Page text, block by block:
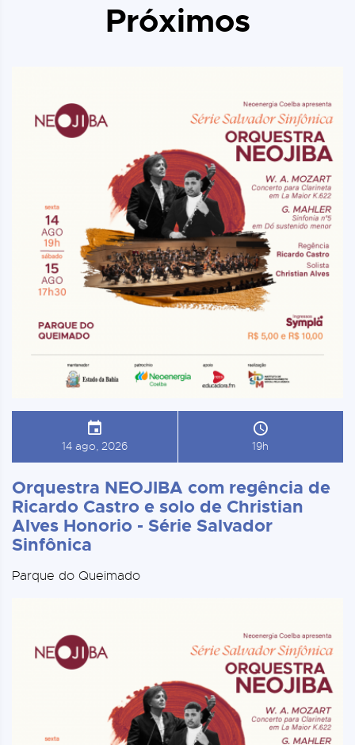
Próximos
14 ago, 2026 19h
Orquestra NEOJIBA com regência de
Ricardo Castro e solo de Christian
Alves Honorio - Série Salvador
Sinfônica
Parque do Queimado